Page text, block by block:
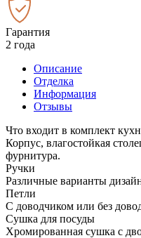
Гарантия
2 года
Описание
Отделка
Информация
Отзывы
Что входит в комплект
Корпус, влагостойкая
фурнитура.
Ручки
Различные варианты
Петли
С доводчиком или без
Сушка для посуды
Хромированная сушка с